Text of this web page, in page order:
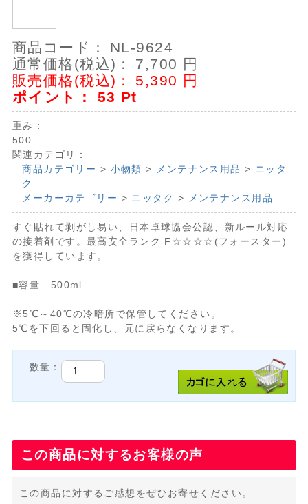
商品コード：
NL-9624
通常価格(税込)：
7,700 円
販売価格(税込)：
5,390 円
ポイント： 53 Pt
重み：
500
関連カテゴリ：
商品カテゴリー > 小物類 > メンテナンス用品 > ニッタ
ク
メーカーカテゴリー > ニッタク > メンテナンス用品
すぐ貼れて剥がし易い、日本卓球協会公認、新ルール対応
の接着剤です。最高安全ランク F☆☆☆☆(フォースター)
を獲得しています。
■容量 500ml
※5℃～40℃の冷暗所で保管してください。
5℃を下回ると固化し、元に戻らなくなります。
数量：
この商品に対するお客様の声
この商品に対するご感想をぜひお寄せください。